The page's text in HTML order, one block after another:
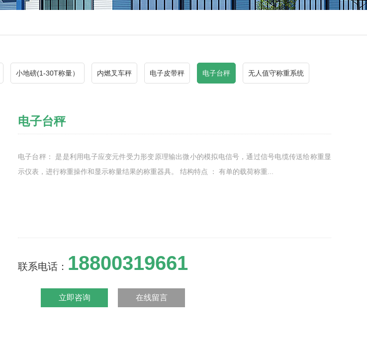
小地磅(1-30T称量） 内燃叉车秤 电子皮带秤 电子台秤 无人值守称重系统
电子台秤
电子台秤： 是是利用电子应变元件受力形变原理输出微小的模拟电信号，通过信号电缆传送给称重显
示仪表，进行称重操作和显示称量结果的称重器具。 结构特点 ： 有单的载荷称重...
联系电话： 18800319661
立即咨询 在线留言